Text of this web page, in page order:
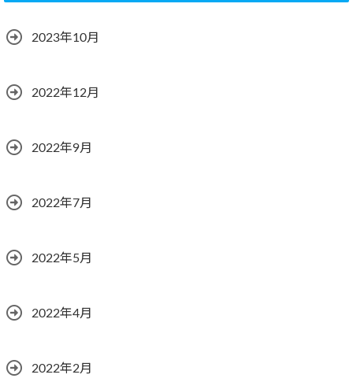
2023年10月
2022年12月
2022年9月
2022年7月
2022年5月
2022年4月
2022年2月